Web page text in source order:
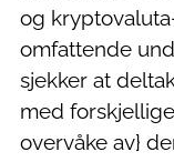
og
omfattende
sjekker at
med
overvåke av}